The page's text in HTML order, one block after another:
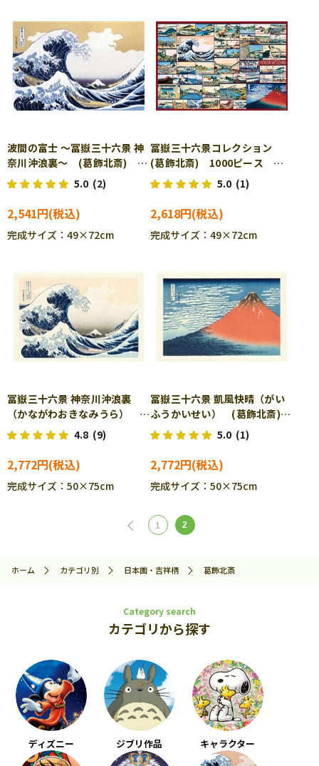
波間の富士 ～冨嶽三十六景 神
奈川沖浪裏～ (葛飾北斎)
1000ピース ジグソーパズ
ル BEV-1000-074
5.0 (2)
2,541円
完成サイズ：49×72cm
冨嶽三十六景コレクション
(葛飾北斎) 1000ピース ジ
グソーパズル BEV-1000-090
5.0 (1)
2,618円
完成サイズ：49×72cm
冨嶽三十六景 神奈川沖浪裏
（かながわおきなみうら）
(葛飾北斎) 1000ピース ジ
グソーパズル CUT-1000-078
4.8 (9)
2,772円
完成サイズ：50×75cm
冨嶽三十六景 凱風快晴（がい
ふうかいせい） (葛飾北斎)
1000ピース ジグソーパズ
ル CUT-1000-079
5.0 (1)
2,772円
完成サイズ：50×75cm
1 2
ホーム カテゴリ別 日本画・吉祥柄 葛飾北斎
Category search
カテゴリから探す
ディズニー ジブリ作品 キャラクター